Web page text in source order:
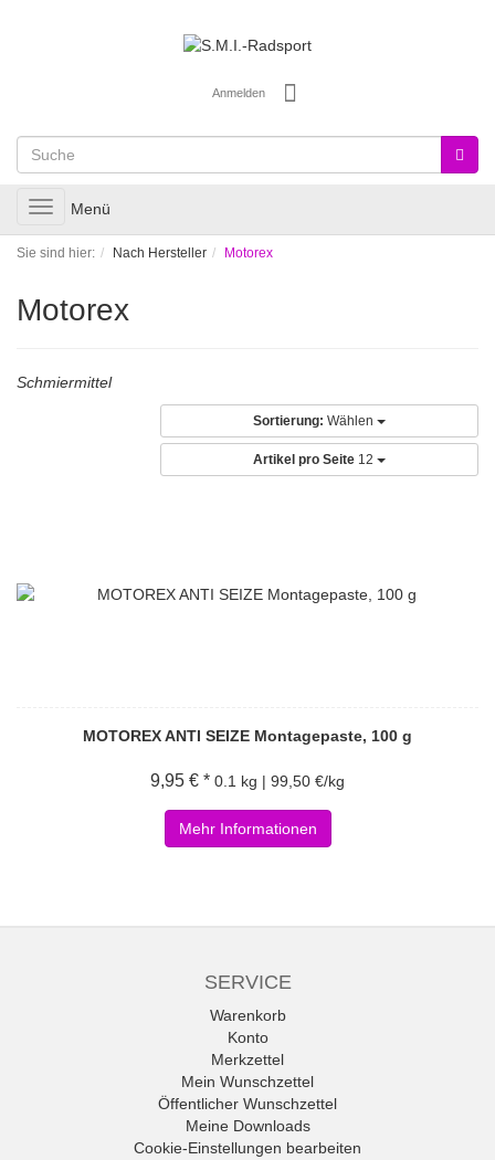
Anmelden
Toggle
navigation
Menü
Sie sind hier: Nach Hersteller Motorex
Motorex
Schmiermittel
Sortierung: Wählen
Artikel pro Seite 12
MOTOREX ANTI SEIZE Montagepaste, 100 g
9,95 € * 0.1 kg | 99,50 €/kg
Mehr Informationen
SERVICE
Warenkorb
Konto
Merkzettel
Mein Wunschzettel
Öffentlicher Wunschzettel
Meine Downloads
Cookie-Einstellungen bearbeiten